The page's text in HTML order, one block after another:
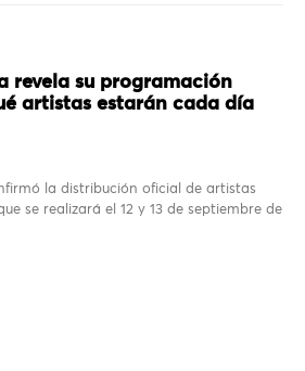
revela su programación
artistas estarán cada día
la distribución oficial de artistas
se realizará el 12 y 13 de septiembre de